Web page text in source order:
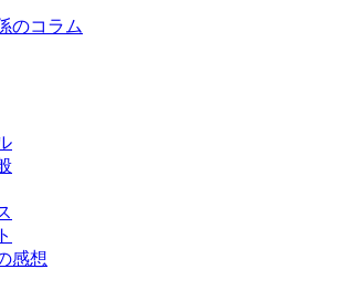
のコラム
感想